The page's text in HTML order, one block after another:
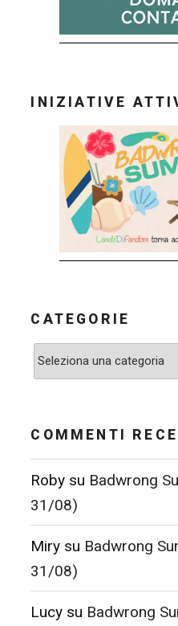
INIZIATIVE
CATEGORIE
Categorie
COMMENTI
Roby su Badwrong
31/08)
Miry su Badwrong
31/08)
Lucy su Badwrong